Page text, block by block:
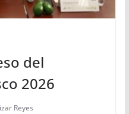
del
2026
Reyes